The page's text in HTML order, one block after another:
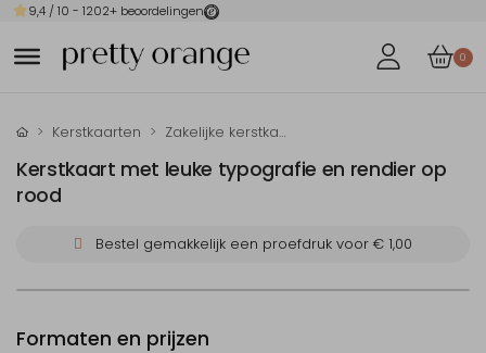
9,4 / 10 - 1202+ beoordelingen
0
Kerstkaarten Zakelijke kerstkaarten
Kerstkaart met leuke typografie en rendier op
rood
Bestel gemakkelijk een proefdruk voor € 1,00
Formaten en prijzen